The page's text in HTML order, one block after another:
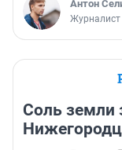
Антон
Журналист
Соль земли